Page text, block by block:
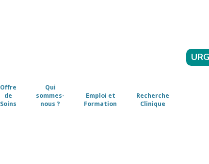
Offre
de
Soins
Qui
sommes-
nous ?
Emploi et
Formation
Recherche
Clinique